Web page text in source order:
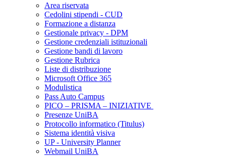
Area riservata
Cedolini stipendi - CUD
Formazione a distanza
Gestionale privacy - DPM
Gestione credenziali istituzionali
Gestione bandi di lavoro
Gestione Rubrica
Liste di distribuzione
Microsoft Office 365
Modulistica
Pass Auto Campus
PICO – PRISMA – INIZIATIVE
Presenze UniBA
Protocollo informatico (Titulus)
Sistema identità visiva
UP - University Planner
Webmail UniBA